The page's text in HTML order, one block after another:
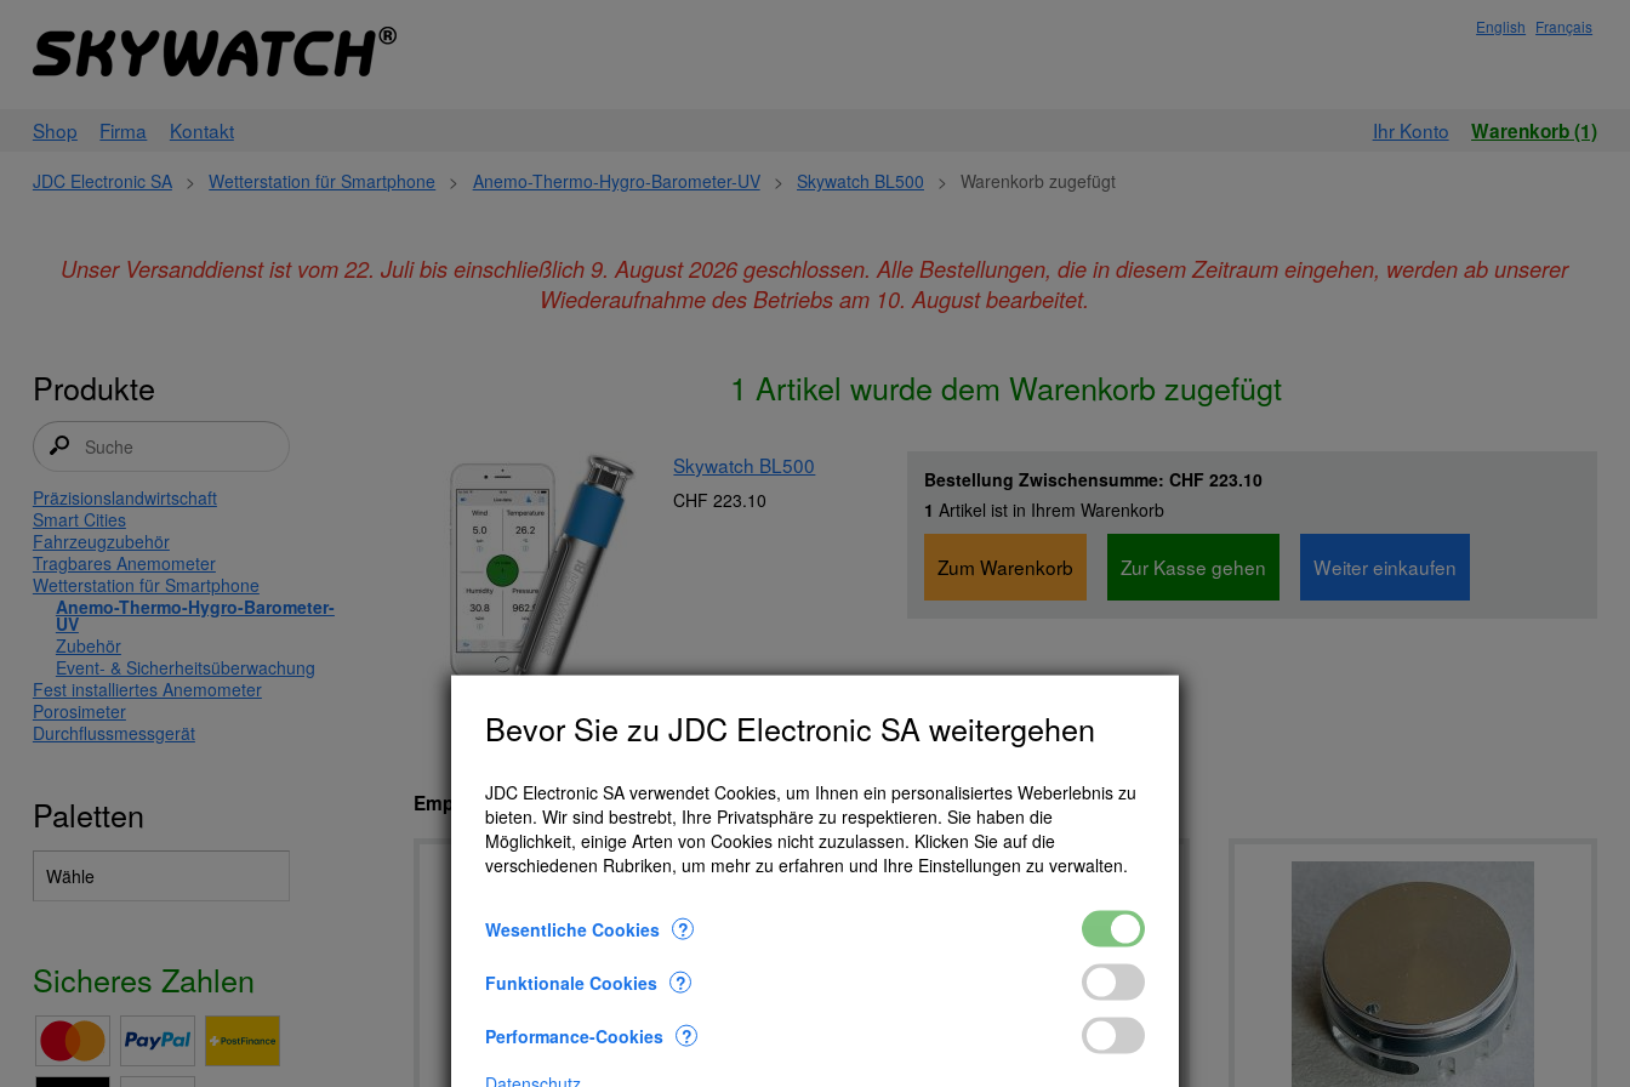
English Français
Shop Firma Kontakt Ihr Konto Warenkorb (1)
JDC Electronic SA > Wetterstation für Smartphone > Anemo-Thermo-Hygro-Barometer-UV > Skywatch BL500 > Warenkorb zugefügt
Unser Versanddienst ist vom 22. Juli bis einschließlich 9. August 2026 geschlossen. Alle Bestellungen, die in diesem Zeitraum eingehen, werden ab unserer
Wiederaufnahme des Betriebs am 10. August bearbeitet.
Produkte
Präzisionslandwirtschaft
Smart Cities
Fahrzeugzubehör
Tragbares Anemometer
Wetterstation für Smartphone
Anemo-Thermo-Hygro-Barometer-
UV
Zubehör
Event- & Sicherheitsüberwachung
Fest installiertes Anemometer
Porosimeter
Durchflussmessgerät
Paletten
Sicheres Zahlen
1 Artikel wurde dem Warenkorb zugefügt
Skywatch BL500
CHF 223.10
Bestellung Zwischensumme: CHF 223.10
1 Artikel ist in Ihrem Warenkorb
Zum Warenkorb Zur Kasse gehen Weiter einkaufen
Empfehlungen für alle Produkte:
Bevor Sie zu JDC Electronic SA weitergehen
JDC Electronic SA verwendet Cookies, um Ihnen ein personalisiertes Weberlebnis zu
bieten. Wir sind bestrebt, Ihre Privatsphäre zu respektieren. Sie haben die
Möglichkeit, einige Arten von Cookies nicht zuzulassen. Klicken Sie auf die
verschiedenen Rubriken, um mehr zu erfahren und Ihre Einstellungen zu verwalten.
Wesentliche Cookies ?
Funktionale Cookies ?
Performance-Cookies
?